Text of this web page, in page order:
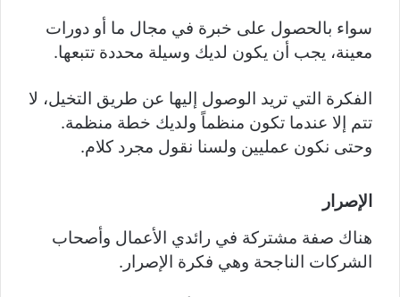
سواء بالحصول على خبرة في مجال ما أو دورات
معينة، يجب أن يكون لديك وسيلة محددة تتبعها.
الفكرة التي تريد الوصول إليها عن طريق التخيل، لا
تتم إلا عندما تكون منظماً ولديك خطة منظمة.
وحتى نكون عمليين ولسنا نقول مجرد كلام.
الإصرار
هناك صفة مشتركة في رائدي الأعمال وأصحاب
الشركات الناجحة وهي فكرة الإصرار.